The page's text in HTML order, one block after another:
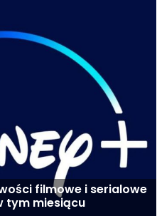
filmowe i serialowe
tym miesiącu